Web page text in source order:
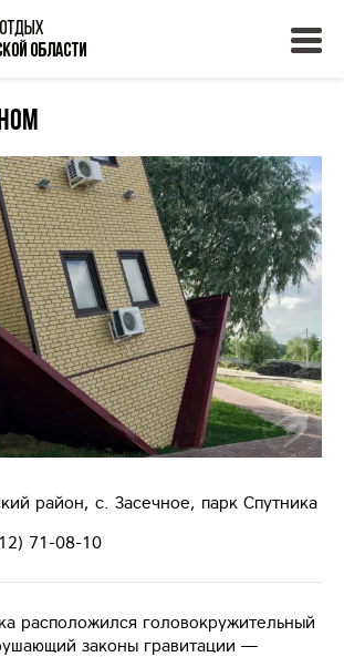
район, с. Засечное, парк Спутника
71-08-10
расположился головокружительный
законы гравитации —